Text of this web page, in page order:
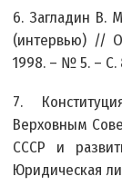
6. Загладин В.
(интервью) //
1998. – № 5. – С.
7.
Верховным
СССР и
Юридическая